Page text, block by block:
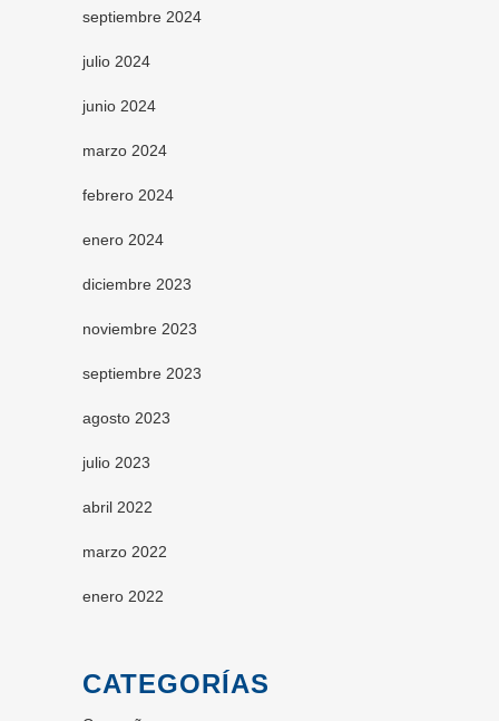
septiembre 2024
julio 2024
junio 2024
marzo 2024
febrero 2024
enero 2024
diciembre 2023
noviembre 2023
septiembre 2023
agosto 2023
julio 2023
abril 2022
marzo 2022
enero 2022
CATEGORÍAS